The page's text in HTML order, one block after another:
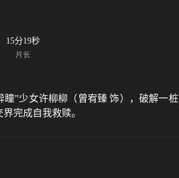
15分19秒
片长
”少女许柳柳（曾宥臻 饰），破解一
完成自我救赎。